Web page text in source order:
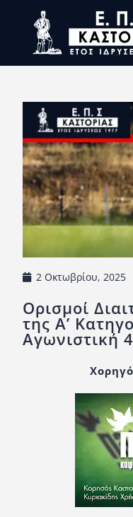
Αρχική
Σχετικά με
Νέα
Η Ένωση
Κύπελλο
Υποδομών
Ορισμοί
Ποινές
2 Οκτωβρίου, 2025
Ορισμοί
της Α’
Αγωνιστική